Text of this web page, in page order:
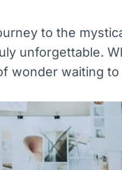
to the
unforgettable.
wonder waiting